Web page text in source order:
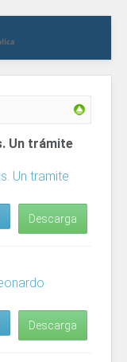
Un trámite
Un tramite
Descarga
Descarga